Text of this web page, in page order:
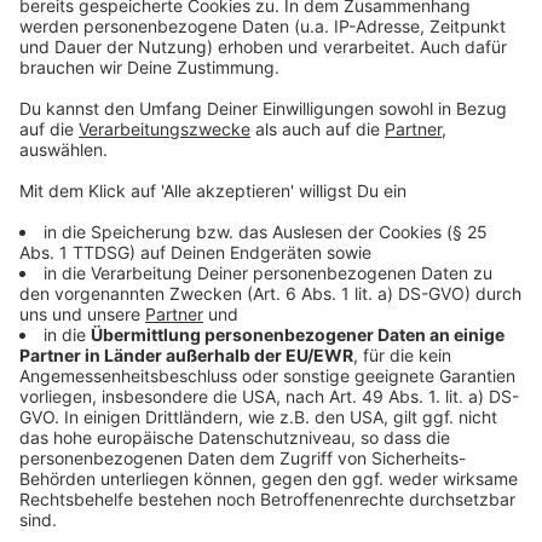
Neuorientierung und arbeitet schon jetzt häufig digital
- manchmal aber auch noch in Präsenz. Ab Juli wird sie
als digitale Nomadin unterwegs sein und erstmal nur
noch digital arbeiten. Wir haben mit ihr darüber
gesprochen, wie sie die Umstellung erlebt, was sie
Arbeit als Coach spielt.
Anzeige